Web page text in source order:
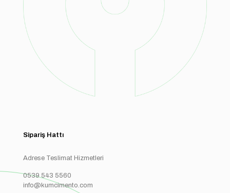
Sipariş Hattı
Adrese Teslimat Hizmetleri
0539 543 5560
info@kumcimento.com